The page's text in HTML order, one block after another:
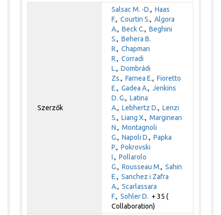
Szerzők
Salsac M. -D.,Haas
F.,Courtin S.,Algora
A.,Beck C.,Beghini
S.,Behera B.
R.,Chapman
R.,Corradi
L.,Dombrádi
Zs.,Farnea E.,Fioretto
E.,Gadea A.,Jenkins
D. G.,Latina
A.,Lebhertz D.,Lenzi
S.,Liang X.,Marginean
N.,Montagnoli
G.,Napoli D.,Papka
P.,Pokrovski
I.,Pollarolo
G.,Rousseau M.,Sahin
E.,Sanchez i Zafra
A.,Scarlassara
F.,Sohler D. + 35 (
Collaboration)